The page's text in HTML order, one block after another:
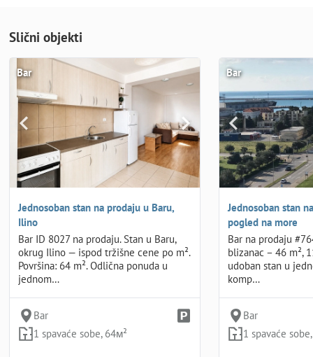
Slični objekti
Bar
Jednosoban stan na prodaju u Baru,
Ilino
Bar ID 8027 na prodaju. Stan u Baru,
okrug Ilino — ispod tržišne cene po m².
Površina: 64 m². Odlična ponuda u
jednom…
Bar
1 spavaće sobe, 64м²
Bar
Jednosoban stan
pogled na more
Bar na prodaju
blizanac – 46 m²,
udoban stan u
komp…
Bar
1 spavaće